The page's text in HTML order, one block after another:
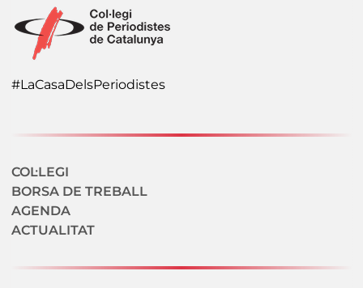
#LaCasaDelsPeriodistes
Navegació secundaria
COL·LEGI
BORSA DE TREBALL
AGENDA
ACTUALITAT